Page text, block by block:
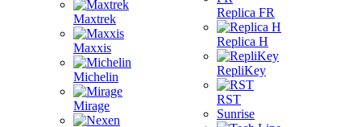
Maxtrek
Maxxis
Michelin
Mirage
Replica FR
Replica H
RepliKey
RST
Sunrise